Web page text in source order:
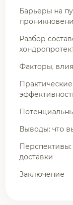
Барьеры на
Разбор
Факторы,
Выводы: что
доставки
Заключение